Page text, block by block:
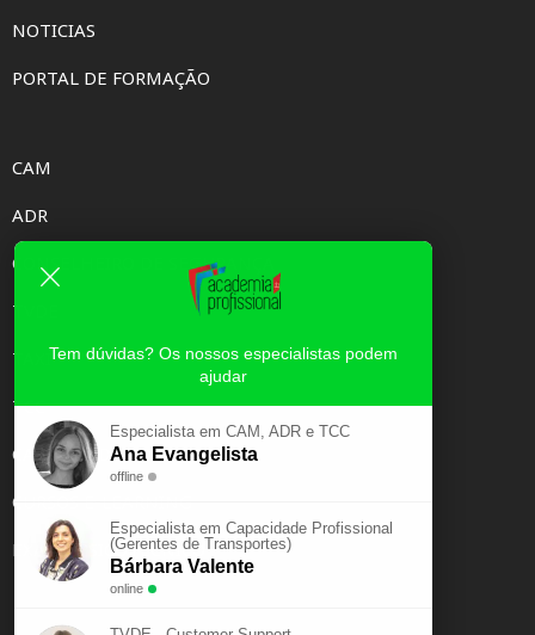
NOTICIAS
PORTAL DE FORMAÇÃO
CAM
ADR
CONSELHEIRO DE SEGURANÇA
TVDE
TAXI
TCC
CAPACIDADE PROFISSIONAL
CURSOS E-LEARNING
EXAME PSICOTÉCNICO
Tem dúvidas? Os nossos especialistas podem
ajudar
Especialista em CAM, ADR e TCC
Ana Evangelista
offline
Especialista em Capacidade Profissional
(Gerentes de Transportes)
Bárbara Valente
online